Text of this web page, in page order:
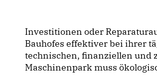
Investitionen oder
Bauhofes effektiver bei ihrer
technischen, finanziellen und
Maschinenpark muss